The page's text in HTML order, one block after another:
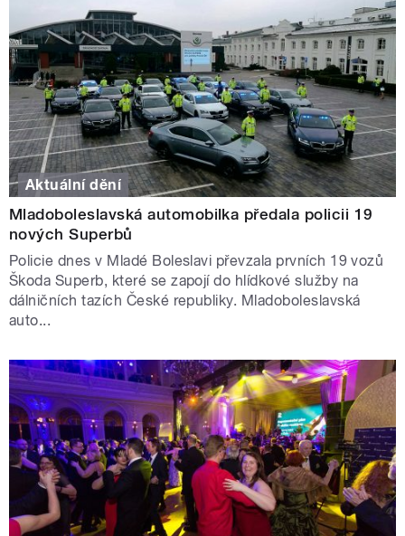
Aktuální dění
Mladoboleslavská automobilka předala policii 19
nových Superbů
Policie dnes v Mladé Boleslavi převzala prvních 19 vozů
Škoda Superb, které se zapojí do hlídkové služby na
dálničních tazích České republiky. Mladoboleslavská
auto...